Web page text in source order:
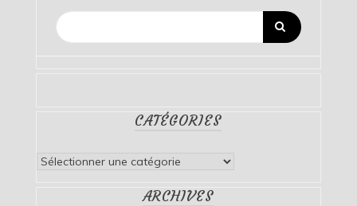
CATÉGORIES
Catégories
ARCHIVES